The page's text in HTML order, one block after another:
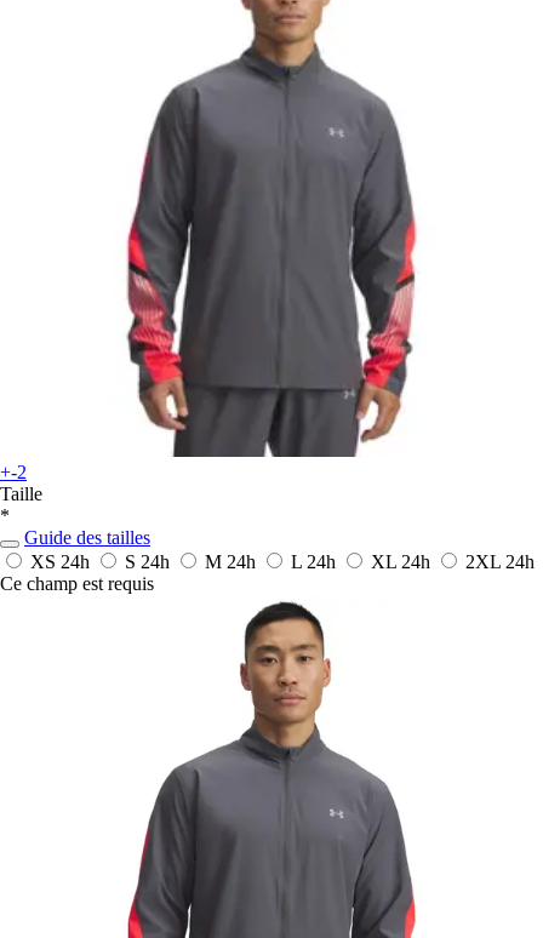
+-2
Taille
*
Guide des tailles
XS 24h S 24h M 24h L 24h XL 24h 2XL 24h
Ce champ est requis